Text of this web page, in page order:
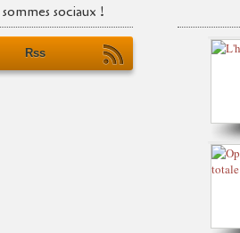
sociaux !
Rss